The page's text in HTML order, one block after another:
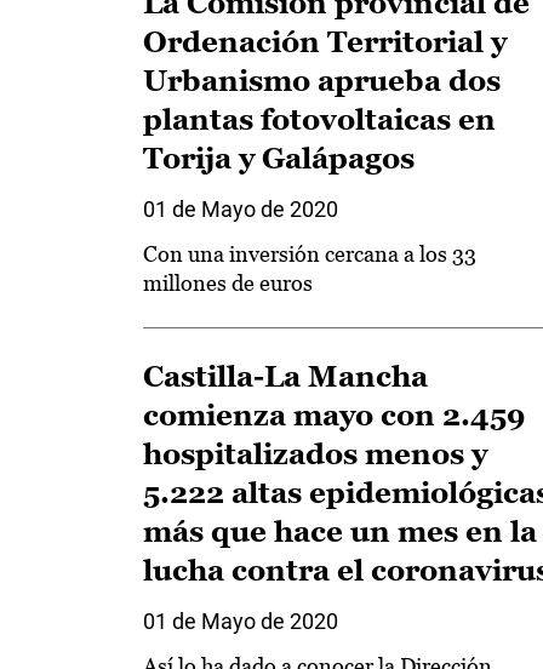
Ordenación Territorial y
Urbanismo aprueba dos
plantas fotovoltaicas en
Torija y Galápagos
01 de Mayo de 2020
Con una inversión cercana a los 33
millones de euros
Castilla-La Mancha
comienza mayo con 2.459
hospitalizados menos y
5.222 altas
más que hace un mes en la
lucha contra el
01 de Mayo de 2020